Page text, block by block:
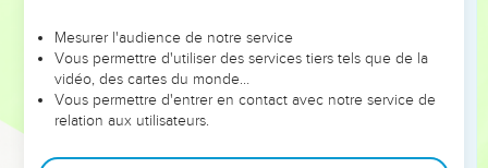
τῆς γῆς ἀπὸ τίνων λαμβάνουσιν τέλη ἢ κῆνσον; ἀπὸ
τῶν υἱῶν αὐτῶν ἢ ἀπὸ τῶν ἀλλοτρίων;
εἰπόντος δέ· Ἀπὸ τῶν ἀλλοτρίων, ἔφη αὐτῷ ὁ
Ἰησοῦς· Ἄρα γε ἐλεύθεροί εἰσιν οἱ υἱοί.
ἵνα δὲ μὴ σκανδαλίσωμεν αὐτούς, πορευθεὶς εἰς
Mesurer l'audience de notre service
Vous permettre d'utiliser des services tiers tels que de la
vidéo, des cartes du monde…
Vous permettre d'entrer en contact avec notre service de
relation aux utilisateurs.